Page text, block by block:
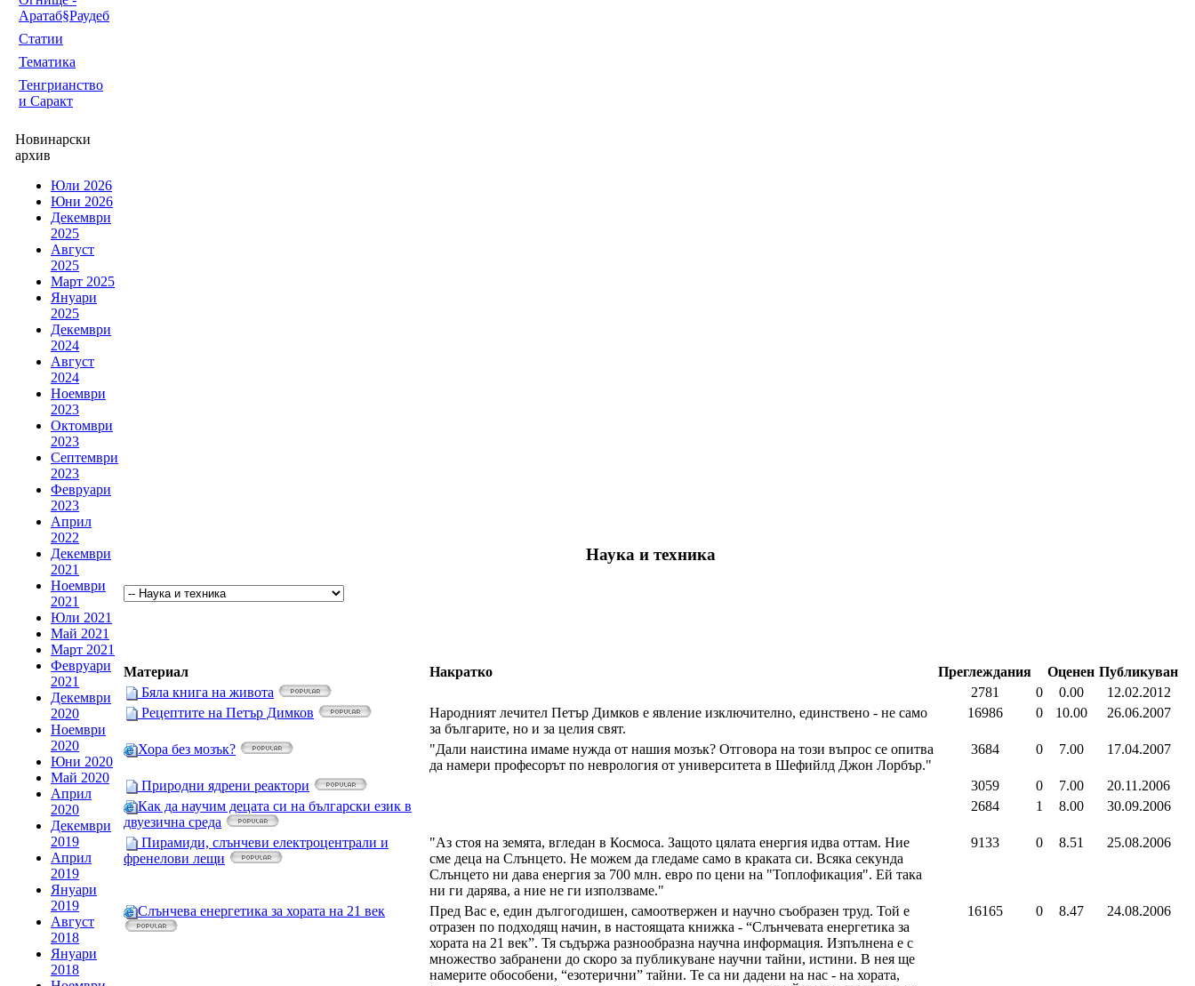
Аратаб§Раудеб
Статии
Тематика
Тенгрианство
и Саракт
Новинарски
архив
Юли 2026
Юни 2026
Декември
2025
Август
2025
Март 2025
Януари
2025
Декември
2024
Август
2024
Ноември
2023
Октомври
2023
Септември
2023
Февруари
2023
Април
2022
Декември
2021
Ноември
2021
Юли 2021
Май 2021
Март 2021
Февруари
2021
Декември
2020
Ноември
2020
Юни 2020
Май 2020
Април
2020
Декември
2019
Април
2019
Януари
2019
Август
2018
Януари
2018
Наука и техника
Материал Накратко Преглеждания Оценен Публикуван
Бяла книга на живота
2781 0 0.00
12.02.2012
Рецептите на Петър Димков
Народният лечител Петър Димков е явление изключително, единствено - не само
за българите, но и за целия свят.
16986 0 10.00 26.06.2007
Хора без мозък?
"Дали наистина имаме нужда от нашия мозък? Отговора на този въпрос се опитва
да намери професорът по неврология от университета в Шефийлд Джон Лорбър."
3684 0 7.00 17.04.2007
Природни ядрени реактори 3059 0 7.00
20.11.2006
Как да научим децата си на български език в
двуезична среда
2684 1 8.00 30.09.2006
Пирамиди, слънчеви електроцентрали и
френелови лещи
"Аз стоя на земята, вгледан в Космоса. Защото цялата енергия идва оттам. Ние
сме деца на Слънцето. Не можем да гледаме само в краката си. Всяка секунда
Слънцето ни дава енергия за 700 млн. евро по цени на "Топлофикация". Ей така
ни ги дарява, а ние не ги използваме."
9133 0 8.51 25.08.2006
Слънчева енергетика за хората на 21 век
Пред Вас е, един дългогодишен, самоотвержен и научно съобразен труд. Той е
отразен по подходящ начин, в настоящата книжка - “Слънчевата енергетика за
хората на 21 век”. Тя съдържа разнообразна научна информация. Изпълнена е с
множество забранени до скоро за публикуване научни тайни, истини. В нея ще
намерите обособени, “езотерични” тайни. Те са ни дадени на нас - на хората,
16165 0 8.47 24.08.2006